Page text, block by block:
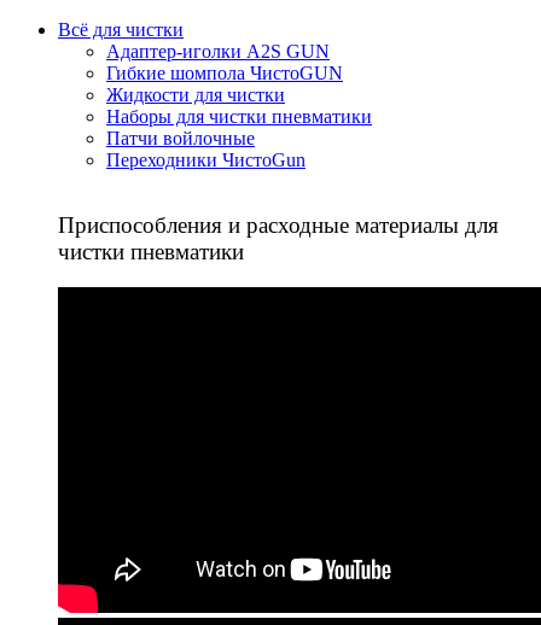
Всё для чистки
Адаптер-иголки A2S GUN
Гибкие шомпола ЧистоGUN
Жидкости для чистки
Наборы для чистки пневматики
Патчи войлочные
Переходники ЧистоGun
Приспособления и расходные материалы для
чистки пневматики